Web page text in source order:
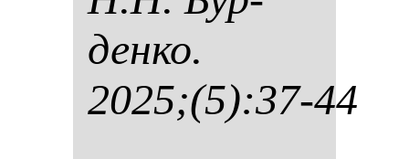
ден­ко.
2025;(5):37-44